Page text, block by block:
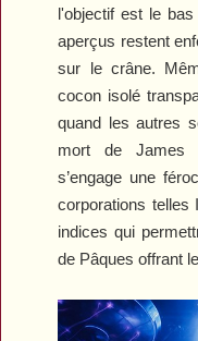
l'objectif est le
aperçus restent
sur le crâne.
cocon isolé
quand les autres
mort de James
s’engage une
corporations telles
indices qui
de Pâques offrant